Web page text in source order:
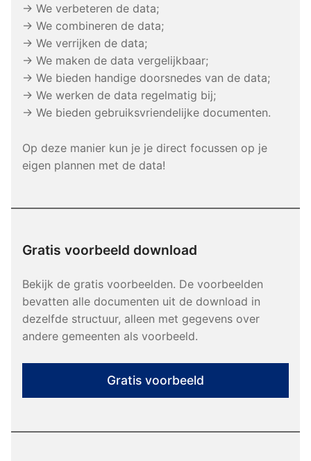
→ We verbeteren de data;
→ We combineren de data;
→ We verrijken de data;
→ We maken de data vergelijkbaar;
→ We bieden handige doorsnedes van de data;
→ We werken de data regelmatig bij;
→ We bieden gebruiksvriendelijke documenten.
Op deze manier kun je je direct focussen op je
eigen plannen met de data!
Gratis voorbeeld download
Bekijk de gratis voorbeelden. De voorbeelden
bevatten alle documenten uit de download in
dezelfde structuur, alleen met gegevens over
andere gemeenten als voorbeeld.
Gratis voorbeeld